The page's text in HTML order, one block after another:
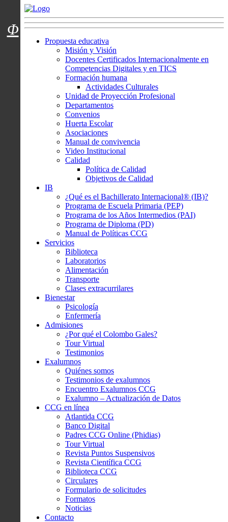
Menú usuarios
Propuesta educativa
Misión y Visión
Docentes Certificados Internacionalmente en
Competencias Digitales y en TICS
Formación humana
Actividades Culturales
Unidad de Proyección Profesional
Departamentos
Convenios
Huerta Escolar
Asociaciones
Manual de convivencia
Video Institucional
Calidad
Política de Calidad
Objetivos de Calidad
IB
¿Qué es el Bachillerato Internacional® (IB)?
Programa de Escuela Primaria (PEP)
Programa de los Años Intermedios (PAI)
Programa de Diploma (PD)
Manual de Políticas CCG
Servicios
Biblioteca
Laboratorios
Alimentación
Transporte
Clases extracurrilares
Bienestar
Psicología
Enfermería
Admisiones
¿Por qué el Colombo Gales?
Tour Virtual
Testimonios
Exalumnos
Quiénes somos
Testimonios de exalumnos
Encuentro Exalumnos CCG
Exalumno – Actualización de Datos
CCG en línea
Atlantida CCG
Banco Digital
Padres CCG Online (Phidias)
Tour Virtual
Revista Puntos Suspensivos
Revista Científica CCG
Biblioteca CCG
Circulares
Formulario de solicitudes
Formatos
Noticias
Contacto
Φ